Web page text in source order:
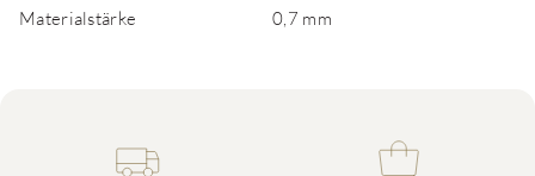
Materialstärke
0,7 mm